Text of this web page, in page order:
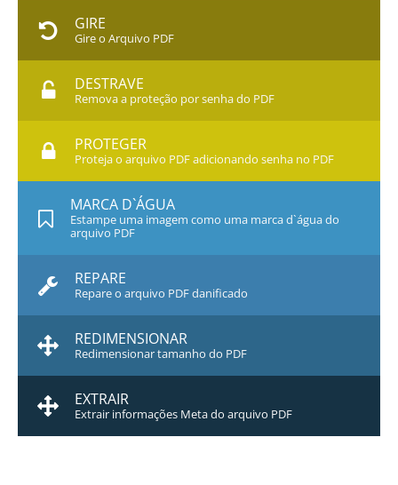
GIRE
Gire o Arquivo PDF
DESTRAVE
Remova a proteção por senha do PDF
PROTEGER
Proteja o arquivo PDF adicionando senha no PDF
MARCA D`ÁGUA
Estampe uma imagem como uma marca d`água do
arquivo PDF
REPARE
Repare o arquivo PDF danificado
REDIMENSIONAR
Redimensionar tamanho do PDF
EXTRAIR
Extrair informações Meta do arquivo PDF